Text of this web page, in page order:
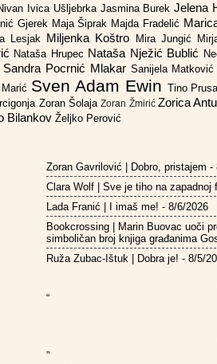
Ivica Ušljebrka Jasmina BurekJelena
Gjerek Maja Šiprak Majda Fradelić
Lesjak Miljenka Koštro Mira Jungić
Nataša Hrupec Nataša Nježić Bublić
Sandra Pocrnić Mlakar Sanijela Matković
Sven Adam Ewin Tino
Zoran ŠolajaZoran ŽmirićZorica
Bilankov Željko Perović
Zoran Gavrilović | Dobro, pristajem -
Clara Wolf | Sve je tiho na zapadnoj
Lada Franić | I imaš me! - 8/6/2026
Bookcrossing | Marin Buovac uoči
simboličan broj knjiga građanima
Ruža Zubac-Ištuk | Dobra je! - 8/5/
“
”